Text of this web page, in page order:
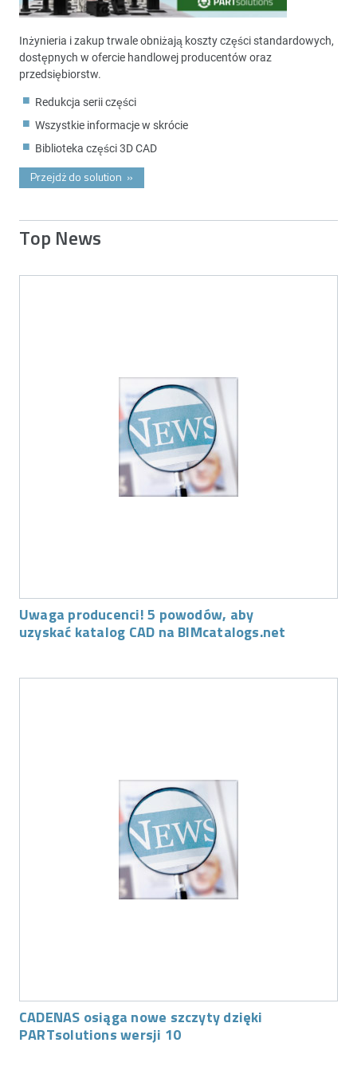
Inżynieria i zakup trwale obniżają koszty części standardowych,
dostępnych w ofercie handlowej producentów oraz
przedsiębiorstw.
Redukcja serii części
Wszystkie informacje w skrócie
Biblioteka części 3D CAD
Przejdż do solution »
Top News
Uwaga producenci! 5 powodów, aby
uzyskać katalog CAD na BIMcatalogs.net
CADENAS osiąga nowe szczyty dzięki
PARTsolutions wersji 10